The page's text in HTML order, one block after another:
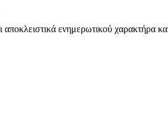
ενημερωτικού χαρακτήρα